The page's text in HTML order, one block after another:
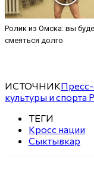
Ролик из Омска: вы
смеяться долго
ИСТОЧНИК
культуры и спорта
ТЕГИ
Кросс нации
Сыктывкар